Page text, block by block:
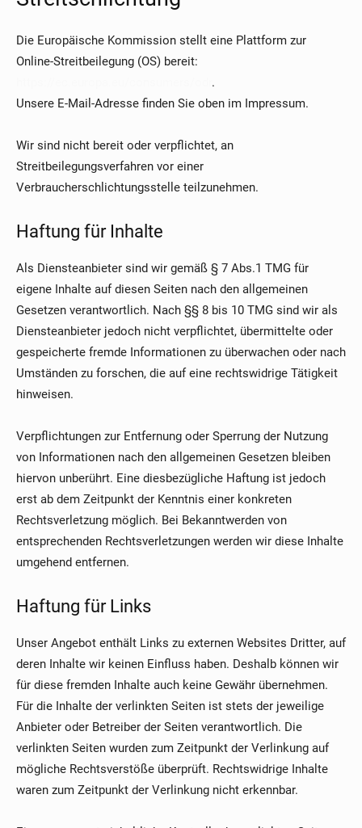
Die Europäische Kommission stellt eine Plattform zur
Online-Streitbeilegung (OS) bereit:
.
Unsere E-Mail-Adresse finden Sie oben im Impressum.
Wir sind nicht bereit oder verpflichtet, an
Streitbeilegungsverfahren vor einer
Verbraucherschlichtungsstelle teilzunehmen.
Haftung für Inhalte
Als Diensteanbieter sind wir gemäß § 7 Abs.1 TMG für
eigene Inhalte auf diesen Seiten nach den allgemeinen
Gesetzen verantwortlich. Nach §§ 8 bis 10 TMG sind wir als
Diensteanbieter jedoch nicht verpflichtet, übermittelte oder
gespeicherte fremde Informationen zu überwachen oder nach
Umständen zu forschen, die auf eine rechtswidrige Tätigkeit
hinweisen.
Verpflichtungen zur Entfernung oder Sperrung der Nutzung
von Informationen nach den allgemeinen Gesetzen bleiben
hiervon unberührt. Eine diesbezügliche Haftung ist jedoch
erst ab dem Zeitpunkt der Kenntnis einer konkreten
Rechtsverletzung möglich. Bei Bekanntwerden von
entsprechenden Rechtsverletzungen werden wir diese Inhalte
umgehend entfernen.
Haftung für Links
Unser Angebot enthält Links zu externen Websites Dritter, auf
deren Inhalte wir keinen Einfluss haben. Deshalb können wir
für diese fremden Inhalte auch keine Gewähr übernehmen.
Für die Inhalte der verlinkten Seiten ist stets der jeweilige
Anbieter oder Betreiber der Seiten verantwortlich. Die
verlinkten Seiten wurden zum Zeitpunkt der Verlinkung auf
mögliche Rechtsverstöße überprüft. Rechtswidrige Inhalte
waren zum Zeitpunkt der Verlinkung nicht erkennbar.